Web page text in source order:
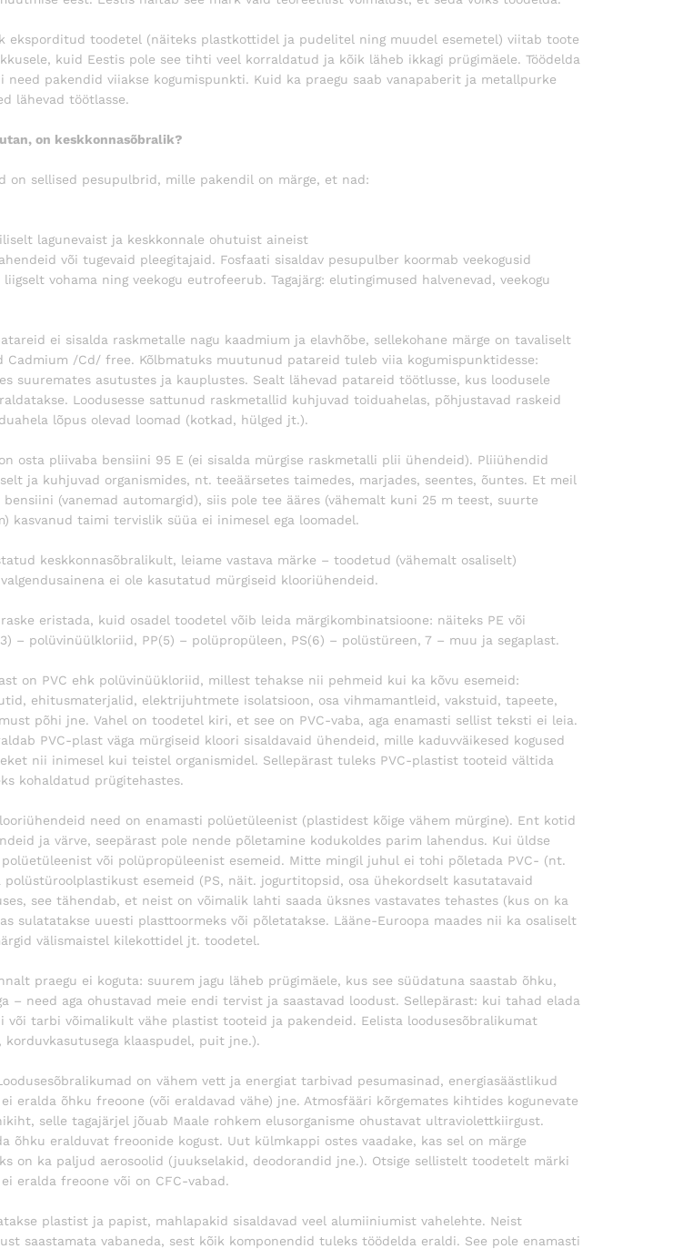
eksporditud toodetel (näiteks plastkottidel ja pudelitel ning muudel esemetel) viitab toote
kuid Eestis pole see tihti veel korraldatud ja kõik läheb ikkagi prügimäele. Töödelda
pakendid viiakse kogumispunkti. Kuid ka praegu saab vanapaberit ja metallpurke
lähevad töötlasse.
on keskkonnasõbralik?
on sellised pesupulbrid, mille pakendil on märge, et nad:
lagunevaist ja keskkonnale ohutuist aineist
või tugevaid pleegitajaid. Fosfaati sisaldav pesupulber koormab veekogusid
vohama ning veekogu eutrofeerub. Tagajärg: elutingimused halvenevad, veekogu
ei sisalda raskmetalle nagu kaadmium ja elavhõbe, sellekohane märge on tavaliselt
Cadmium /Cd/ free. Kõlbmatuks muutunud patareid tuleb viia kogumispunktidesse:
suuremates asutustes ja kauplustes. Sealt lähevad patareid töötlusse, kus loodusele
Loodusesse sattunud raskmetallid kuhjuvad toiduahelas, põhjustavad raskeid
lõpus olevad loomad (kotkad, hülged jt.).
osta pliivaba bensiini 95 E (ei sisalda mürgise raskmetalli plii ühendeid). Pliiühendid
ja kuhjuvad organismides, nt. teeäärsetes taimedes, marjades, seentes, õuntes. Et meil
(vanemad automargid), siis pole tee ääres (vähemalt kuni 25 m teest, suurte
kasvanud taimi tervislik süüa ei inimesel ega loomadel.
keskkonnasõbralikult, leiame vastava märke – toodetud (vähemalt osaliselt)
ei ole kasutatud mürgiseid klooriühendeid.
eristada, kuid osadel toodetel võib leida märgikombinatsioone: näiteks PE või
– polüvinüülkloriid, PP(5) – polüpropüleen, PS(6) – polüstüreen, 7 – muu ja segaplast.
on PVC ehk polüvinüükloriid, millest tehakse nii pehmeid kui ka kõvu esemeid:
ehitusmaterjalid, elektrijuhtmete isolatsioon, osa vihmamantleid, vakstuid, tapeete,
põhi jne. Vahel on toodetel kiri, et see on PVC-vaba, aga enamasti sellist teksti ei leia.
PVC-plast väga mürgiseid kloori sisaldavaid ühendeid, mille kaduvväikesed kogused
nii inimesel kui teistel organismidel. Sellepärast tuleks PVC-plastist tooteid vältida
kohaldatud prügitehastes.
need on enamasti polüetüleenist (plastidest kõige vähem mürgine). Ent kotid
ja värve, seepärast pole nende põletamine kodukoldes parim lahendus. Kui üldse
või polüpropüleenist esemeid. Mitte mingil juhul ei tohi põletada PVC- (nt.
esemeid (PS, näit. jogurtitopsid, osa ühekordselt kasutatavaid
see tähendab, et neist on võimalik lahti saada üksnes vastavates tehastes (kus on ka
sulatatakse uuesti plasttoormeks või põletatakse. Lääne-Euroopa maades nii ka osaliselt
välismaistel kilekottidel jt. toodetel.
praegu ei koguta: suurem jagu läheb prügimäele, kus see süüdatuna saastab õhku,
– need aga ohustavad meie endi tervist ja saastavad loodust. Sellepärast: kui tahad elada
või tarbi võimalikult vähe plastist tooteid ja pakendeid. Eelista loodusesõbralikumat
klaaspudel, puit jne.).
on vähem vett ja energiat tarbivad pesumasinad, energiasäästlikud
eralda õhku freoone (või eraldavad vähe) jne. Atmosfääri kõrgemates kihtides kogunevate
selle tagajärjel jõuab Maale rohkem elusorganisme ohustavat ultraviolettkiirgust.
õhku eralduvat freoonide kogust. Uut külmkappi ostes vaadake, kas sel on märge
on ka paljud aerosoolid (juukselakid, deodorandid jne.). Otsige sellistelt toodetelt märki
eralda freoone või on CFC-vabad.
plastist ja papist, mahlapakid sisaldavad veel alumiiniumist vahelehte. Neist
saastamata vabaneda, sest kõik komponendid tuleks töödelda eraldi. See pole enamasti